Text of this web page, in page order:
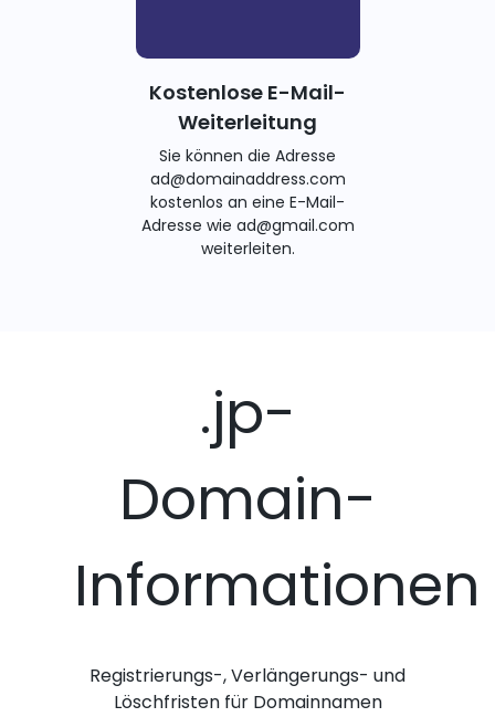
Kostenlose E-Mail-
Weiterleitung
Sie können die Adresse
ad@domainaddress.com
kostenlos an eine E-Mail-
Adresse wie ad@gmail.com
weiterleiten.
.jp-
Domain-
Informationen
Registrierungs-, Verlängerungs- und
Löschfristen für Domainnamen